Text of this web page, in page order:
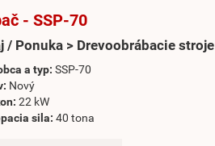
- SSP-70
/ Ponuka > Drevoobrábacie stroje
a typ: SSP-70
Nový
22 kW
sila: 40 tona